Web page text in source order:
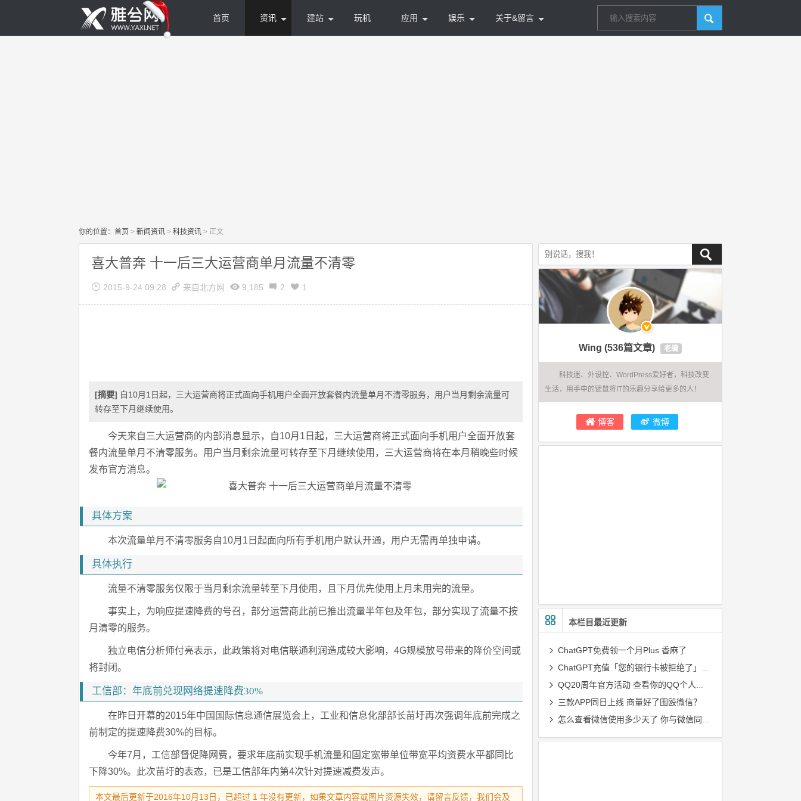
首页 资讯 建站 玩机 应用 娱乐 关于&留言
你的位置： 首页 > 新闻资讯 > 科技资讯 > 正文
喜大普奔 十一后三大运营商单月流量不清零
2015-9-24 09:28 来自北方网 9,185 2 1
[摘要] 自10月1日起，三大运营商将正式面向手机用户全面开放套餐内流量单月不清零服务，用户当月剩余流量可
转存至下月继续使用。
今天来自三大运营商的内部消息显示，自10月1日起，三大运营商将正式面向手机用户全面开放套
餐内流量单月不清零服务。用户当月剩余流量可转存至下月继续使用，三大运营商将在本月稍晚些时候
发布官方消息。
具体方案
本次流量单月不清零服务自10月1日起面向所有手机用户默认开通，用户无需再单独申请。
具体执行
流量不清零服务仅限于当月剩余流量转至下月使用，且下月优先使用上月未用完的流量。
事实上，为响应提速降费的号召，部分运营商此前已推出流量半年包及年包，部分实现了流量不按
月清零的服务。
独立电信分析师付亮表示，此政策将对电信联通利润造成较大影响，4G规模放号带来的降价空间或
将封闭。
工信部：年底前兑现网络提速降费30%
在昨日开幕的2015年中国国际信息通信展览会上，工业和信息化部部长苗圩再次强调年底前完成之
前制定的提速降费30%的目标。
今年7月，工信部督促降网费，要求年底前实现手机流量和固定宽带单位带宽平均资费水平都同比
下降30%。此次苗圩的表态，已是工信部年内第4次针对提速减费发声。
本文最后更新于2016年10月13日，已超过 1 年没有更新，如果文章内容或图片资源失效，请留言反馈，我们会及
Wing (536篇文章) 老编
科技迷、外设控、WordPress爱好者，科技改变
生活，用手中的键鼠将IT的乐趣分享给更多的人！
博客 微博
本栏目最近更新
ChatGPT免费领一个月Plus 香麻了
ChatGPT充值「您的银行卡被拒绝了」最新解决办法（2025/12/16）
QQ20周年官方活动 查看你的QQ个人轨迹
三款APP同日上线 商量好了围殴微信？
怎么查看微信使用多少天了 你与微信同行多少天